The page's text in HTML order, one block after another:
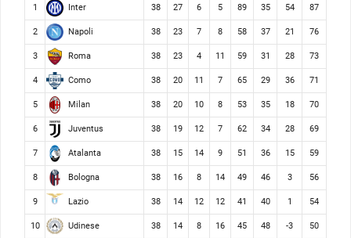
1 Inter 38 27 6 5 89 35 54 87
2 Napoli 38 23 7 8 58 37 21 76
3 Roma 38 23 4 11 59 31 28 73
4 Como 38 20 11 7 65 29 36 71
5 Milan 38 20 10 8 53 35 18 70
6 Juventus 38 19 12 7 62 34 28 69
7 Atalanta 38 15 14 9 51 36 15 59
8 Bologna 38 16 8 14 49 46 3 56
9 Lazio 38 14 12 12 41 40 1 54
10 Udinese 38 14 8 16 45 48 -3 50